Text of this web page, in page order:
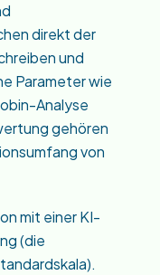
direkt der
und
Parameter wie
Analyse
gehören
von
mit einer KI-
(die